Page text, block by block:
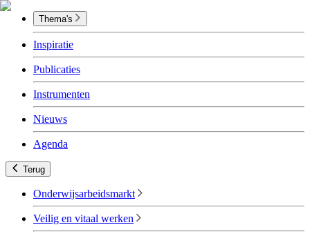
Thema's
Inspiratie
Publicaties
Instrumenten
Nieuws
Agenda
Terug
Onderwijsarbeidsmarkt
Veilig en vitaal werken